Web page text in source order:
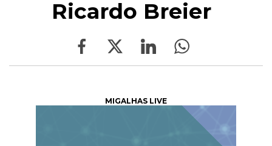
Ricardo Breier
MIGALHAS LIVE